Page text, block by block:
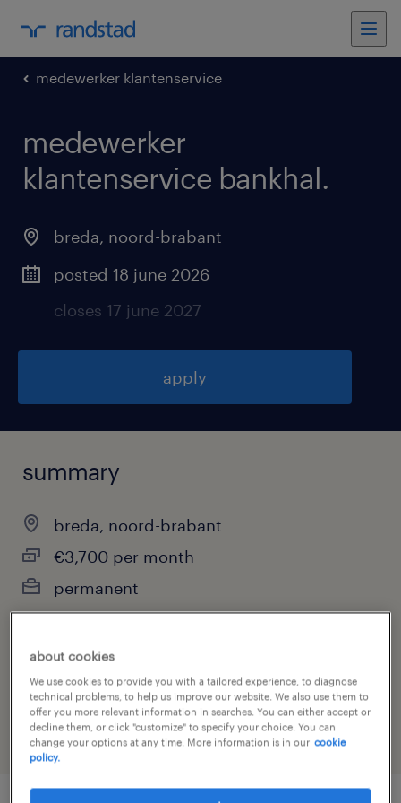
medewerker klantenservice
medewerker
klantenservice bankhal.
breda, noord-brabant
posted 18 june 2026
closes 17 june 2027
apply
summary
breda, noord-brabant
€3,700 per month
permanent
other
about cookies
We use cookies to provide you with a tailored experience, to diagnose
technical problems, to help us improve our website. We also use them to
offer you more relevant information in searches. You can either accept or
decline them, or click "customize" to specify your choice. You can
change your options at any time. More information is in our cookie
policy.